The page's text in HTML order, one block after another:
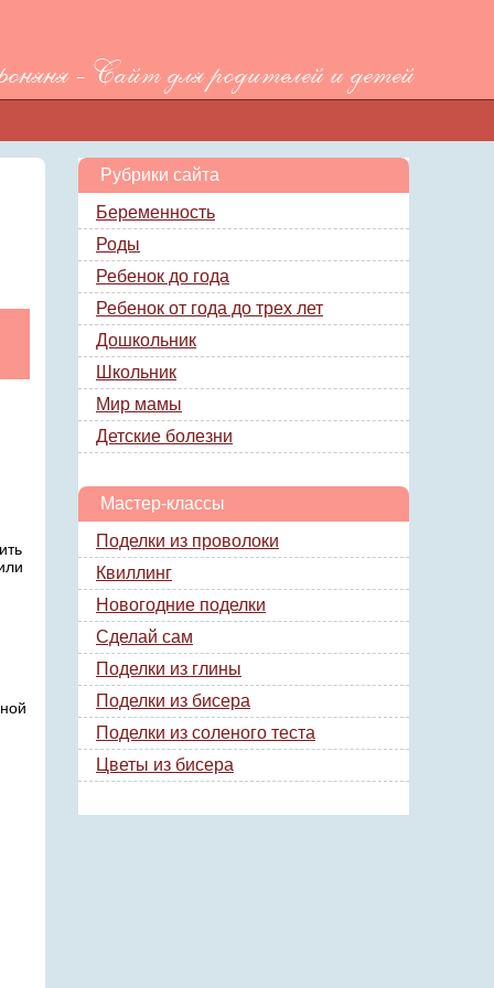
- Сайт для родителей и детей
Рубрики сайта
Беременность
Роды
Ребенок до года
Ребенок от года до трех лет
Дошкольник
Школьник
Мир мамы
Детские болезни
Мастер-классы
Поделки из проволоки
Квиллинг
Новогодние поделки
Сделай сам
Поделки из глины
Поделки из бисера
Поделки из соленого теста
Цветы из бисера